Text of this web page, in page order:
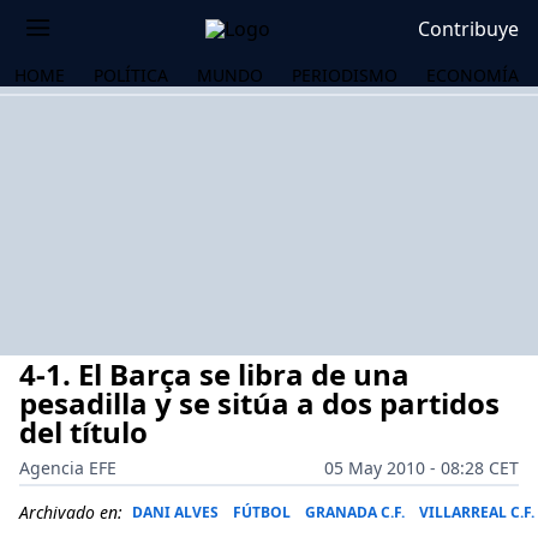
Contribuye
HOME POLÍTICA MUNDO PERIODISMO ECONOMÍA
4-1. El Barça se libra de una
pesadilla y se sitúa a dos partidos
del título
Agencia EFE
05 May 2010 - 08:28 CET
Archivado en: DANI ALVES FÚTBOL GRANADA C.F. VILLARREAL C.F.